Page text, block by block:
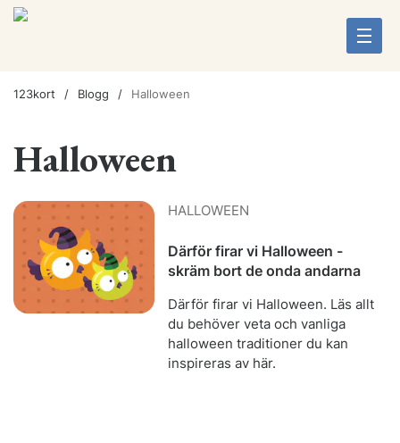
123kort Blogg Halloween
Halloween
HALLOWEEN
Därför firar vi Halloween -
skräm bort de onda andarna
Därför firar vi Halloween. Läs allt
du behöver veta och vanliga
halloween traditioner du kan
inspireras av här.